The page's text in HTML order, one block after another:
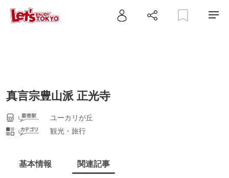
真言宗豊山派 正光寺
ユーカリが丘
観光・旅行
基本情報 関連記事